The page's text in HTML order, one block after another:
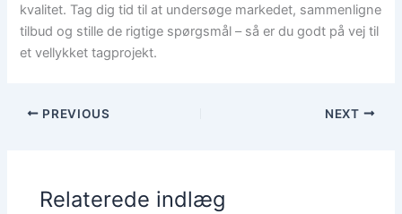
kvalitet. Tag dig tid til at undersøge markedet, sammenligne
tilbud og stille de rigtige spørgsmål – så er du godt på vej til
et vellykket tagprojekt.
PREVIOUS NEXT
Relaterede indlæg